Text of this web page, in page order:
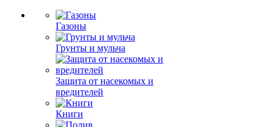
Газоны
Грунты и мульча
Защита от насекомых и
вредителей
Книги